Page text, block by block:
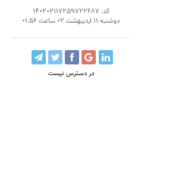
کد: 140202117259722687
دوشنبه 11 اردیبهشت 02 ساعت 01:56
در دسترس نیست